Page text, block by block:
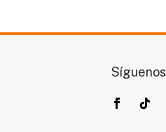
Síguenos